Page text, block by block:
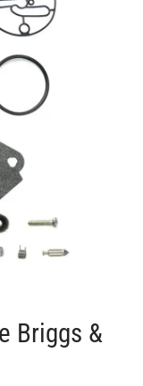
Briggs &